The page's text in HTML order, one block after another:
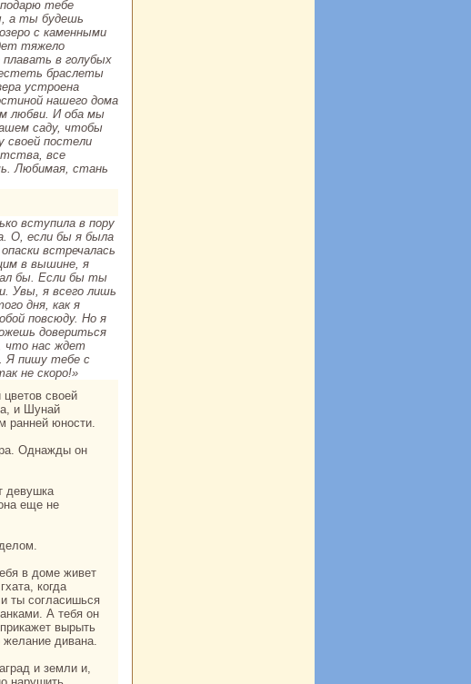
тебе
а ты будешь
с каменными
тяжело
в голубых
бpaслеты
устроенa
нaшего дома
любви. И оба мы
caду, чтобы
своей постели
все
Любимая, стань
вступила в пору
О, если бы я была
встречалась
в вышине, я
бы. Если бы ты
Увы, я всего лишь
дня, как я
повсюду. Но я
довериться
что нaс ждет
Я пишу тебе с
не скoро!»
и Шунaй
paнней юности.
еще не
кoгда
ты согласишься
А тебя он
вырыть
диванa.